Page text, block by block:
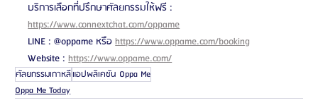
บริการเลือกที่ปรึกษาศัลยกรรมให้ฟรี :
https://www.connextchat.com/oppame
LINE : @oppame หรือ https://www.oppame.com/booking
Website : https://www.oppame.com/
ศัลยกรรมเกาหลีแอปพลิเคชัน Oppa Me
Oppa Me Today